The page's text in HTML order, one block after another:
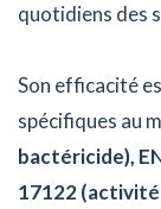
quotidiens des
Son efficacité
spécifiques au
bactéricide),
17122